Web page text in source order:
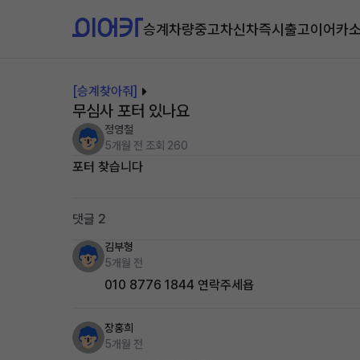
승계차량중고차신차즉시출고이어카
[승계찾아줘]
무심사 포터 있나요
정영철
5개월 전 조회 260
포터 찾습니다
댓글 2
김부형
5개월 전
010 8776 1844 연락주세욥
장홍희
5개월 전